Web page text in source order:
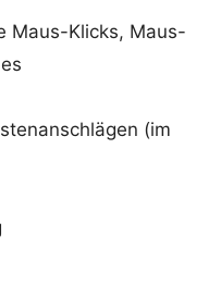
Maus-Klicks, Maus-
(im